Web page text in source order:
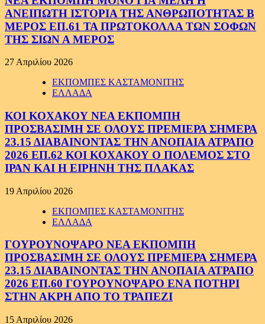
ΑΝΕΙΠΩΤΗ ΙΣΤΟΡΙΑ ΤΗΣ ΑΝΘΡΩΠΟΤΗΤΑΣ Β
ΜΕΡΟΣ ΕΠ.61 ΤΑ ΠΡΩΤΟΚΟΛΛΑ ΤΩΝ ΣΟΦΩΝ
ΤΗΣ ΣΙΩΝ Α ΜΕΡΟΣ
27 Απριλίου 2026
ΕΚΠΟΜΠΕΣ ΚΑΣΤΑΜΟΝΙΤΗΣ
ΕΛΛΑΔΑ
ΚΟΙ ΚΟΧΑΚΟΥ ΝΕΑ ΕΚΠΟΜΠΗ
ΠΡΟΣΒΑΣΙΜΗ ΣΕ ΟΛΟΥΣ ΠΡΕΜΙΕΡΑ ΣΗΜΕΡΑ
23.15 ΔΙΑΒΑΙΝΟΝΤΑΣ ΤΗΝ ΑΝΟΠΑΙΑ ΑΤΡΑΠΟ
2026 ΕΠ.62 ΚΟΙ ΚΟΧΑΚΟΥ Ο ΠΟΛΕΜΟΣ ΣΤΟ
ΙΡΑΝ ΚΑΙ Η ΕΙΡΗΝΗ ΤΗΣ ΠΛΑΚΑΣ
19 Απριλίου 2026
ΕΚΠΟΜΠΕΣ ΚΑΣΤΑΜΟΝΙΤΗΣ
ΕΛΛΑΔΑ
ΓΟΥΡΟΥΝΟΨΑΡΟ ΝΕΑ ΕΚΠΟΜΠΗ
ΠΡΟΣΒΑΣΙΜΗ ΣΕ ΟΛΟΥΣ ΠΡΕΜΙΕΡΑ ΣΗΜΕΡΑ
23.15 ΔΙΑΒΑΙΝΟΝΤΑΣ ΤΗΝ ΑΝΟΠΑΙΑ ΑΤΡΑΠΟ
2026 ΕΠ.60 ΓΟΥΡΟΥΝΟΨΑΡΟ ΕΝΑ ΠΟΤΗΡΙ
ΣΤΗΝ ΑΚΡΗ ΑΠΟ ΤΟ ΤΡΑΠΕΖΙ
15 Απριλίου 2026